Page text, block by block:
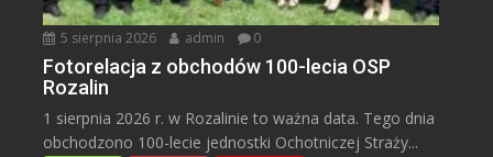
5 sierpnia 2026 admin 0
Fotorelacja z obchodów 100-lecia OSP
Rozalin
1 sierpnia 2026 r. w Rozalinie to ważna data. Tego dnia
obchodzono 100-lecie jednostki Ochotniczej Straży...